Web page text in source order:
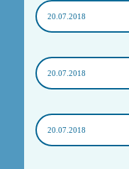
20.07.2018
20.07.2018
20.07.2018